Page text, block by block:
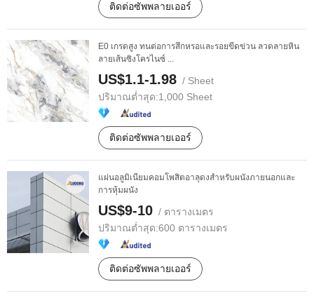
ติดต่อซัพพลายเออร์
E0 เกรดสูง ทนต่อการสึกหรอและรอยขีดข่วน ลวดลายหิน
ลายเส้นซิงโครไนซ์ ...
US$1.1-1.98 / Sheet
ปริมาณต่ำสุด:1,000 Sheet
ติดต่อซัพพลายเออร์
แผ่นอลูมิเนียมคอมโพสิตอาลุดงสำหรับผนังภายนอกและ
การหุ้มผนัง
US$9-10 / ตารางเมตร
ปริมาณต่ำสุด:600 ตารางเมตร
ติดต่อซัพพลายเออร์